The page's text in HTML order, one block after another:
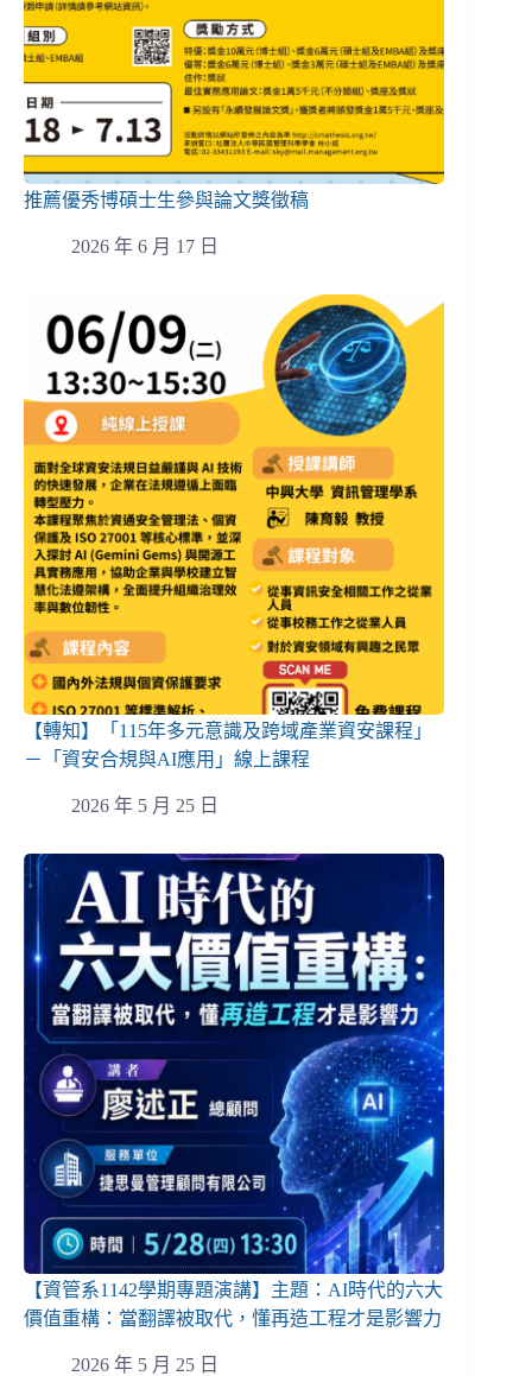
推薦優秀博碩士生參與論文獎徵稿
2026 年 6 月 17 日
【轉知】「115年多元意識及跨域產業資安課程」
－「資安合規與AI應用」線上課程
2026 年 5 月 25 日
【資管系1142學期專題演講】主題：AI時代的六大
價值重構：當翻譯被取代，懂再造工程才是影響力
2026 年 5 月 25 日